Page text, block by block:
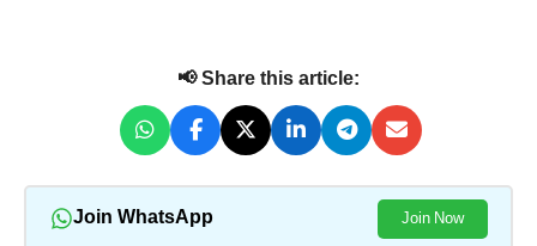
📢 Share this article:
Join WhatsApp Join Now